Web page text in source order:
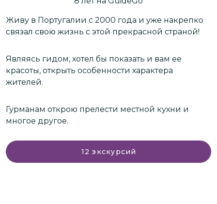
Живу в Португалии с 2000 года и уже накрепко
связал свою жизнь с этой прекрасной страной!
Являясь гидом, хотел бы показать и вам ее
красоты, открыть особенности характера
жителей.
Гурманам открою прелести местной кухни и
многое другое.
12 экскурсий